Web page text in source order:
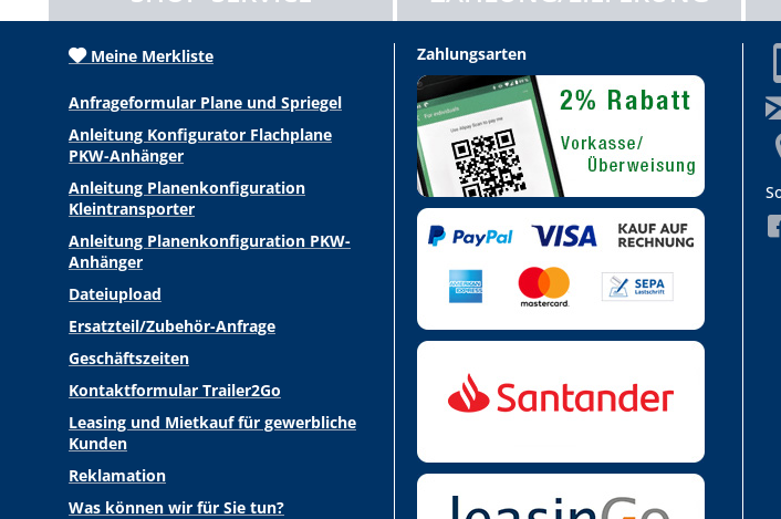
Meine Merkliste
Anfrageformular Plane und Spriegel
Anleitung Konfigurator Flachplane
PKW-Anhänger
Anleitung Planenkonfiguration
Kleintransporter
Anleitung Planenkonfiguration PKW-
Anhänger
Dateiupload
Ersatzteil/Zubehör-Anfrage
Geschäftszeiten
Kontaktformular Trailer2Go
Leasing und Mietkauf für gewerbliche
Kunden
Reklamation
Was können wir für Sie tun?
Zahlungsarten